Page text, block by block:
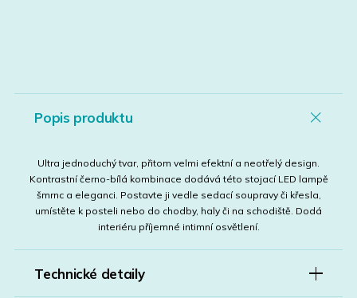
Popis produktu
Ultra jednoduchý tvar, přitom velmi efektní a neotřelý design.
Kontrastní černo-bílá kombinace dodává této stojací LED lampě
šmrnc a eleganci. Postavte ji vedle sedací soupravy či křesla,
umístěte k posteli nebo do chodby, haly či na schodiště. Dodá
interiéru příjemné intimní osvětlení.
Technické detaily